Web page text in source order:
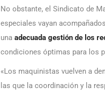
No obstante, el Sindicato de
especiales vayan
una adecuada gestión de los
condiciones óptimas para los
«Los maquinistas vuelven a
las que la coordinación y la